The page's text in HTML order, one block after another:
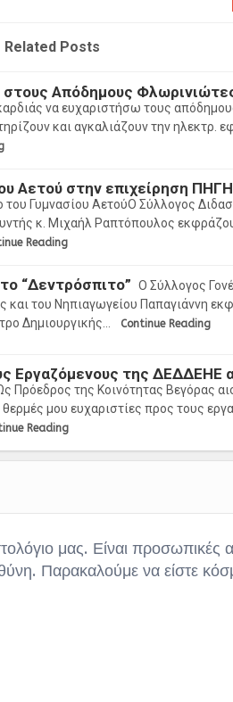
Related Posts
Απόδημους
να ευχαριστήσω τους
και αγκαλιάζουν την ηλεκτρ.
Αετού στην επιχείρηση
του Γυμνασίου ΑετούΟ Σύλλογος
κ. Μιχαήλ Ραπτόπουλος
Reading
“Δεντρόσπιτο” Ο Σύλλογος
και του Νηπιαγωγείου Παπαγιάννη
Δημιουργικής…
Continue Reading
Εργαζόμενους της ΔΕΔΔΕΗΕ
Πρόεδρος της Κοινότητας Βεγόρας
μου ευχαριστίες προς τους
Reading
μας. Είναι προσωπικές
Παρακαλούμε να είστε